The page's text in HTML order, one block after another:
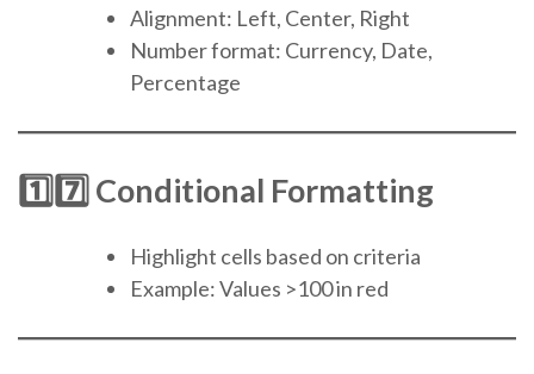
Alignment: Left, Center, Right
Number format: Currency, Date,
Percentage
1️⃣7️⃣ Conditional Formatting
Highlight cells based on criteria
Example: Values >100 in red